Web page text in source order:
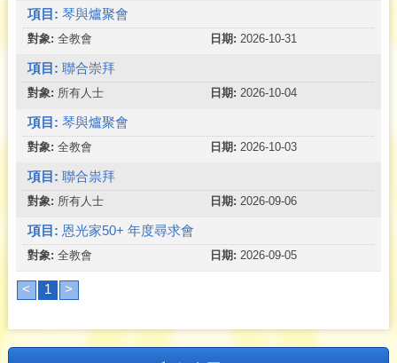
琴與爐聚會
全教會 2026-10-31
聯合崇拜
所有人士 2026-10-04
琴與爐聚會
全教會 2026-10-03
聯合祟拜
所有人士 2026-09-06
恩光家50+ 年度尋求會
全教會 2026-09-05
< 1 >